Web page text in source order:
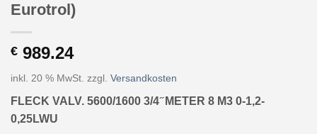
Eurotrol)
€ 989.24
inkl. 20 % MwSt. zzgl. Versandkosten
FLECK VALV. 5600/1600 3/4 ̋ METER 8 M3 0-1,2-
0,25LWU